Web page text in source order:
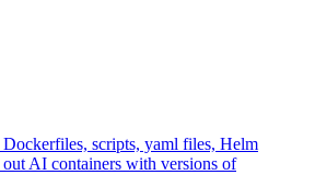
scripts, yaml files, Helm
out AI containers with versions of